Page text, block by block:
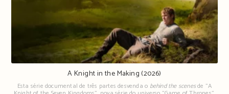
A Knight in the Making (2026)
Esta série documental de três partes desvenda o behind the scenesde "A